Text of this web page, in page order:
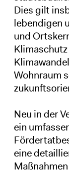
Dies gilt
lebendigen
und
Wohnraum
Neu in der
ein
eine